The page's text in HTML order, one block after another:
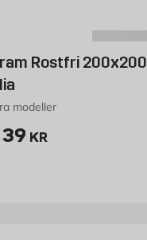
Rostfri 200x200
modeller
139 kr
KR